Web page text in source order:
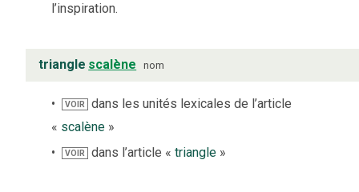
l’inspiration.
triangle scalène nom
VOIR
dans les unités lexicales de l’article
« scalène »
VOIR dans l’article «triangle »